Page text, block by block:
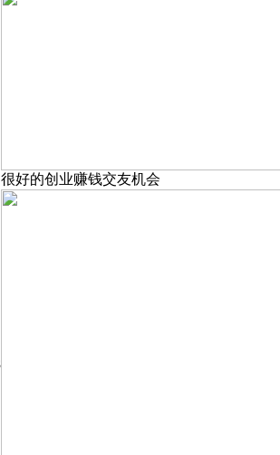
很好的创业赚钱交友机会